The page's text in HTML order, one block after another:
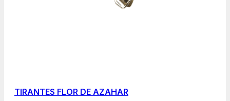
TIRANTES FLOR DE AZAHAR